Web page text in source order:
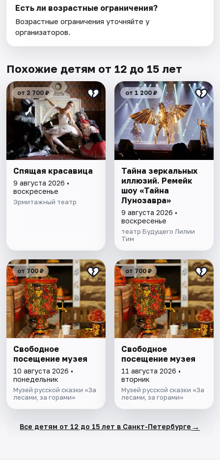
Есть ли возрастные ограничения?
Возрастные ограничения уточняйте у
организаторов.
Похожие детям от 12 до 15 лет
от 2 700 ₽
Спящая красавица
9 августа 2026 •
воскресенье
Эрмитажный театр
от 1 200 ₽
Тайна зеркальных
иллюзий. Ремейк
шоу «Тайна
Лунозавра»
9 августа 2026 •
воскресенье
театр Будущего Лилии
Тим
от 700 ₽
Свободное
посещение музея
10 августа 2026 •
понедельник
Музей русской сказки «За
лесами, за горами»
от 700 ₽
Свободное
посещение музея
11 августа 2026 •
вторник
Музей русской сказки «За
лесами, за горами»
Все детям от 12 до 15 лет в Санкт-Петербурге →